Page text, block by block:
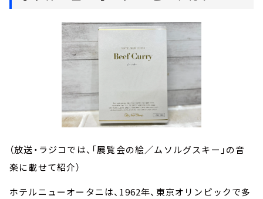
（放送・ラジコでは、「展覧会の絵／ムソルグスキー」の音
楽に載せて紹介）
ホテルニューオータニは、1962年、東京オリンピックで多